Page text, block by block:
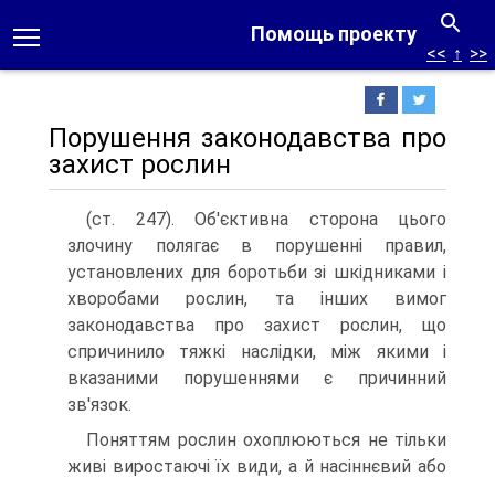
Помощь проекту
<< ↑ >>
Порушення законодавства про
захист рослин
(ст. 247). Об'єктивна сторона цього
злочину полягає в порушенні правил,
установлених для боротьби зі шкідниками і
хворобами рослин, та інших вимог
законодавства про захист рослин, що
спричинило тяжкі наслідки, між якими і
вказаними порушеннями є причинний
зв'язок.
Поняттям рослин охоплюються не тільки
живі виростаючі їх види, а й насіннєвий або